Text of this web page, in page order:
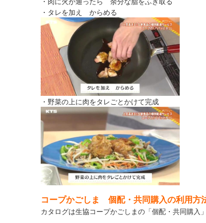
・タレを加え からめる
・野菜の上に肉をタレごとかけて完成
コープかごしま 個配・共同購入の利用方
カタログは生協コープかごしまの「個配・共同購入